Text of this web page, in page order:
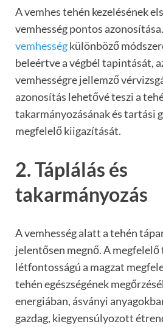
A vemhes tehén kezelésének
vemhesség pontos
vemhességkülönböző
beleértve a végbél tapintását,
vemhességre jellemző
azonosítás lehetővé teszi a
takarmányozásának és tartási
megfelelő kiigazítását.
2. Táplálás és
takarmányozás
A vemhesség alatt a tehén
jelentősen megnő. A megfelelő
létfontosságú a magzat
tehén egészségének
energiában, ásványi
gazdag, kiegyensúlyozott